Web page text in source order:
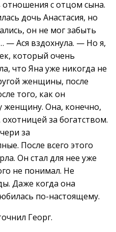
отношения с отцом сына.
дочь Анастасия, но
он не мог забыть
— Ася вздохнула. — Но я,
который очень
что Яна уже никогда не
женщины, после
того, как он
женщину. Она, конечно,
за богатством.
за
После всего этого
Он стал для нее уже
не понимал. Не
Даже когда она
по-настоящему.
Георг.